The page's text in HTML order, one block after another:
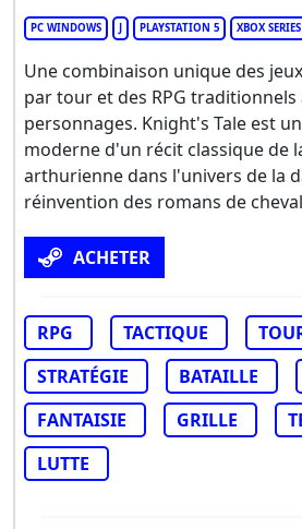
PC WINDOWS J PLAYSTATION 5 XBOX
Une combinaison unique des
par tour et des RPG traditionnels
personnages. Knight's Tale est
moderne d'un récit classique de
arthurienne dans l'univers de la
réinvention des romans de
ACHETER
RPG TACTIQUE
STRATÉGIE
BATAILLE
FANTAISIE
GRILLE
LUTTE